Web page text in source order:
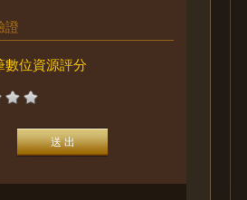
證
數位資源評分